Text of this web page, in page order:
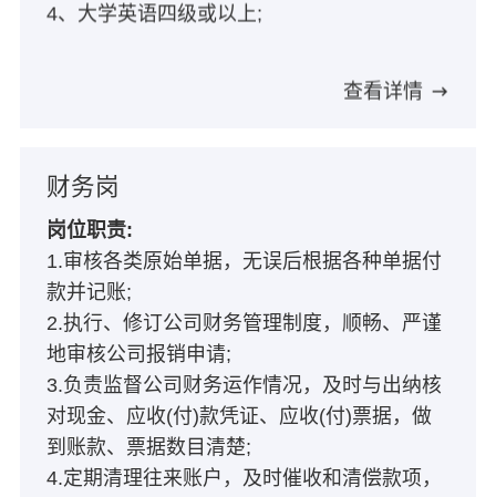
4、大学英语四级或以上;
查看详情
财务岗
岗位职责:
1.审核各类原始单据，无误后根据各种单据付
款并记账;
2.执行、修订公司财务管理制度，顺畅、严谨
地审核公司报销申请;
3.负责监督公司财务运作情况，及时与出纳核
对现金、应收(付)款凭证、应收(付)票据，做
到账款、票据数目清楚;
4.定期清理往来账户，及时催收和清偿款项，